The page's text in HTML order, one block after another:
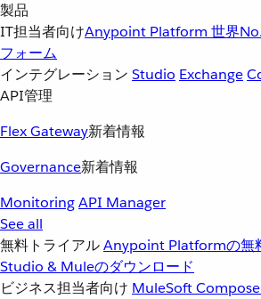
製品
IT担当者向けAnypoint Platform 世界
フォーム
インテグレーション Studio Exchange
API管理
Flex Gateway新着情報
Governance新着情報
MonitoringAPI Manager
See all
無料トライアルAnypoint Platformの無
Studio & Muleのダウンロード
ビジネス担当者向け MuleSoft